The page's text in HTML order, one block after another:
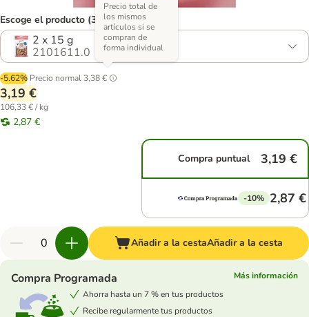
Escoge el producto (3 opciones)
2 x 15 g
2101611.0
-5.62% Precio normal 3,38 €
Precio total de
los mismos
artículos si se
compran de
forma individual
3,19 €
106,33 € / kg
2,87 €
Compra puntual 3,19 €
-10% 2,87 €
Añadir a la cestaAñadir a la cesta
Compra Programada
Más información
Ahorra hasta un 7 % en tus productos
Recibe regularmente tus productos